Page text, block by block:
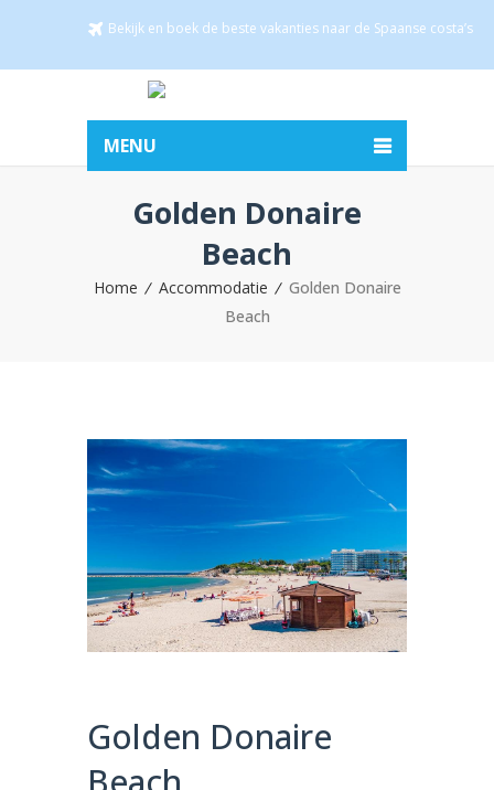
Bekijk en boek de beste vakanties naar de Spaanse costa’s
MENU
Golden Donaire
Beach
Home Accommodatie
Golden Donaire
Beach
Golden Donaire